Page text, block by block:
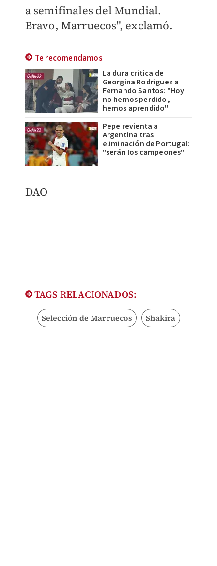
a semifinales del Mundial.
Bravo, Marruecos", exclamó.
Te recomendamos
La dura crítica de
Georgina Rodríguez a
Fernando Santos: "Hoy
no hemos perdido,
hemos aprendido"
Pepe revienta a
Argentina tras
eliminación de Portugal:
"serán los campeones"
DAO
TAGS RELACIONADOS:
Selección de Marruecos Shakira